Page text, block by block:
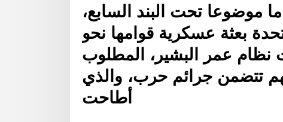
لأكثر من 15 عاما موضوعا تحت البند السابع،
بعثة عسكرية قوامها نحو
نظام عمر البشير، المطلوب
تتضمن جرائم حرب، والذي
أطاحت